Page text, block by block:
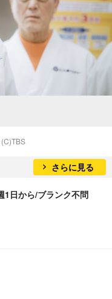
さらに見る
1日から/ブランク不問